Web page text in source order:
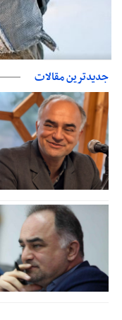
دفتر رهبر انقلاب:
جدیدترین مقالات